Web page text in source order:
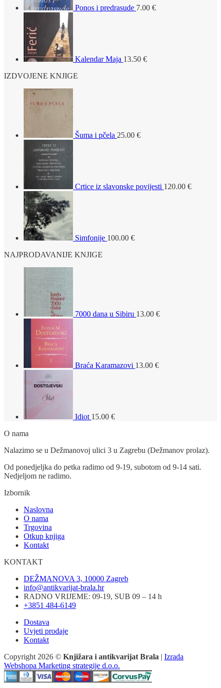
Ponos i predrasude 7.00 €
Kalendar Maja 13.50 €
IZDVOJENE KNJIGE
Šuma i pčela 25.00 €
Crtice iz slavonske povijesti 120.00 €
Simfonije 100.00 €
NAJPRODAVANIJE KNJIGE
7000 dana u Sibiru 13.00 €
Braća Karamazovi 13.00 €
Idiot 15.00 €
O nama
Nalazimo se u Dežmanovoj ulici 3 u Zagrebu (Dežmanov prolaz).
Od ponedjeljka do petka radimo od 9-19, subotom od 9-14 sati.
Nedjeljom ne radimo.
Izbornik
Naslovna
O nama
Trgovina
Otkup knjiga
Kontakt
KONTAKT
DEŽMANOVA 3, 10000 Zagreb
info@antikvarijat-brala.hr
RADNO VRIJEME: 09-19, SUB 09 – 14 h
+3851 484-6149
Dostava
Uvjeti prodaje
Kontakt
Copyright 2026 © Knjižara i antikvarijat Brala | Izrada
Webshopa Marketing strategije d.o.o.